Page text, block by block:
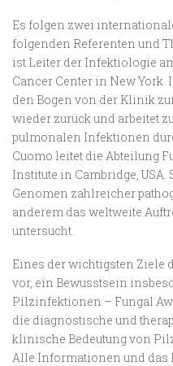
Es folgen zwei
folgenden Referenten und
ist Leiter der Infektiologie
Cancer Center in New
den Bogen von der Klinik
wieder zurück und arbeitet
pulmonalen Infektionen
Cuomo leitet die Abteilung
Institute in Cambridge,
Genomen zahlreicher
anderem das weltweite
untersucht.
Eines der wichtigsten Ziele
vor, ein Bewusstsein
Pilzinfektionen – Fungal
die diagnostische und
klinische Bedeutung von
Alle Informationen und das